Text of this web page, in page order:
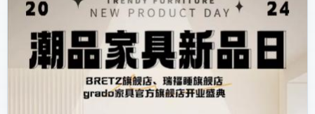
家具知识 家居文化
创意家居